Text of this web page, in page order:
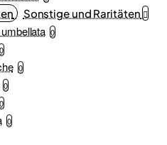
Sonstige und Raritäten
0
0
0
0
0
0